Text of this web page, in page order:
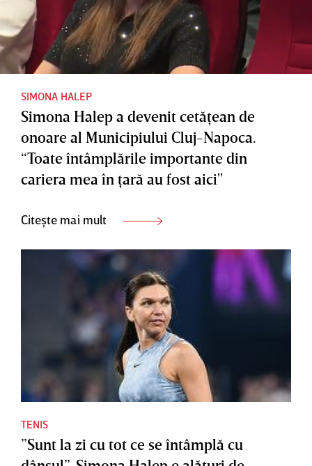
SIMONA HALEP
Simona Halep a devenit cetăţean de
onoare al Municipiului Cluj-Napoca.
“Toate întâmplările importante din
cariera mea în ţară au fost aici"
Citește mai mult
TENIS
”Sunt la zi cu tot ce se întâmplă cu